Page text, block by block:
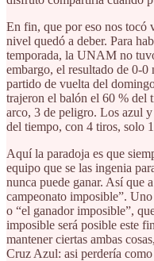
En fin, que por eso nos tocó
nivel quedó a deber. Para
temporada, la UNAM no
embargo, el resultado de 0-0
partido de vuelta del
trajeron el balón el 60 % del
arco, 3 de peligro. Los azul
del tiempo, con 4 tiros, solo
Aquí la paradoja es que
equipo que se las ingenia
nunca puede ganar. Así que
campeonato imposible”.
o “el ganador imposible”,
imposible será posible este
mantener ciertas ambas
Cruz Azul: asi perdería